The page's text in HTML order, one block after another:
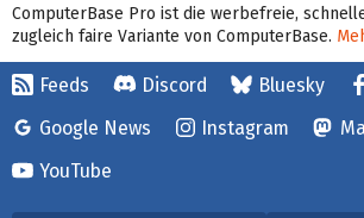
ComputerBase Pro ist die werbefreie,
zugleich faire Variante von ComputerBase.
Feeds Discord Bluesky
Google News
Instagram
YouTube